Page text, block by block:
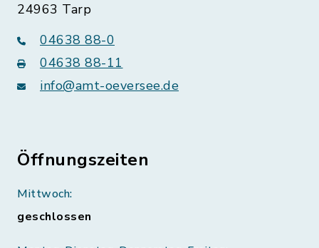
24963 Tarp
04638 88-0
04638 88-11
info@amt-oeversee.de
Öffnungszeiten
Mittwoch:
geschlossen